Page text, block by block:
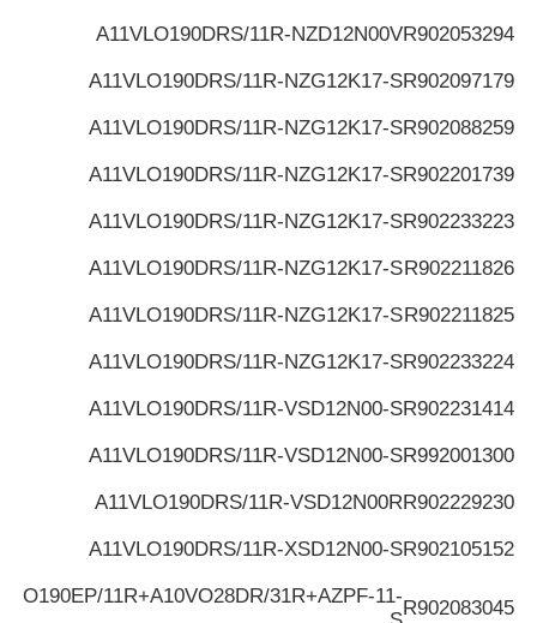
R902053294
A11VLO190DRS/11R-NZD12N00V
R902097179
A11VLO190DRS/11R-NZG12K17-S
R902088259
A11VLO190DRS/11R-NZG12K17-S
R902201739
A11VLO190DRS/11R-NZG12K17-S
R902233223
A11VLO190DRS/11R-NZG12K17-S
R902211826
A11VLO190DRS/11R-NZG12K17-S
R902211825
A11VLO190DRS/11R-NZG12K17-S
R902233224
A11VLO190DRS/11R-NZG12K17-S
R902231414
A11VLO190DRS/11R-VSD12N00-S
R992001300
A11VLO190DRS/11R-VSD12N00-S
R902229230
A11VLO190DRS/11R-VSD12N00R
R902105152
A11VLO190DRS/11R-XSD12N00-S
R902083045
11R+A10VO28DR/31R+AZPF-11-